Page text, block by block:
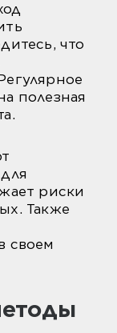
что
полезная
риски
Также
своем